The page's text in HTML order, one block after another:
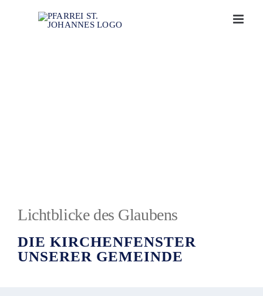
Lichtblicke des Glaubens
DIE KIRCHENFENSTER
UNSERER GEMEINDE